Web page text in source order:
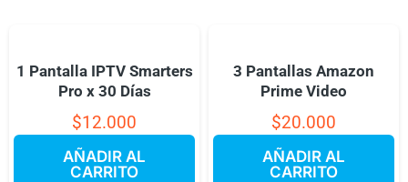
1 Pantalla IPTV Smarters
Pro x 30 Días
$12.000
AÑADIR AL
CARRITO
3 Pantallas Amazon
Prime Video
$20.000
AÑADIR AL
CARRITO